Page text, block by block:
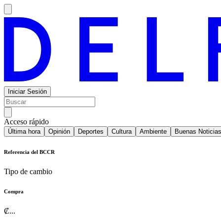
Iniciar Sesión
Acceso rápido
Última hora Opinión Deportes Cultura Ambiente Buenas Noticias
Referencia del BCCR
Tipo de cambio
Compra
₡...